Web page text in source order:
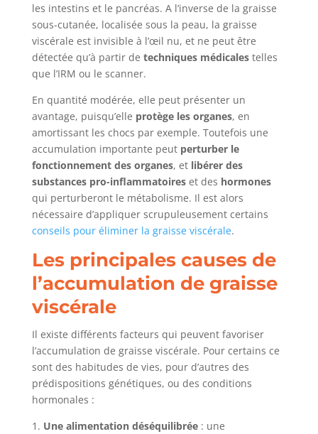
les intestins et le pancréas. A l’inverse de la graisse
sous-cutanée, localisée sous la peau, la graisse
viscérale est invisible à l’œil nu, et ne peut être
détectée qu’à partir de techniques médicales telles
que l’IRM ou le scanner.
En quantité modérée, elle peut présenter un
avantage, puisqu’elle protège les organes, en
amortissant les chocs par exemple. Toutefois une
accumulation importante peut perturber le
fonctionnement des organes, et libérer des
substances pro-inflammatoireset des hormones
qui perturberont le métabolisme. Il est alors
nécessaire d’appliquer scrupuleusement certains
conseils pour éliminer la graisse viscérale.
Les principales causes de
l’accumulation de graisse
viscérale
Il existe différents facteurs qui peuvent favoriser
l’accumulation de graisse viscérale. Pour certains ce
sont des habitudes de vies, pour d’autres des
prédispositions génétiques, ou des conditions
hormonales :
1. Une alimentation déséquilibrée: une